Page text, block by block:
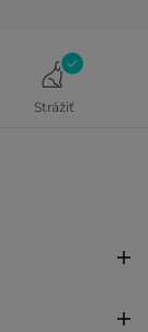
Strážiť